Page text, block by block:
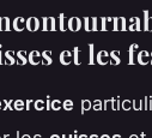
et les